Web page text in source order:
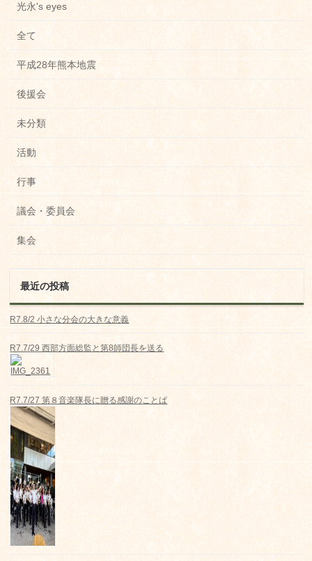
光永's eyes
全て
平成28年熊本地震
後援会
未分類
活動
行事
議会・委員会
集会
最近の投稿
R7.8/2 小さな分会の大きな意義
R7.7/29 西部方面総監と第8師団長を送る
R7.7/27 第８音楽隊長に贈る感謝のことば